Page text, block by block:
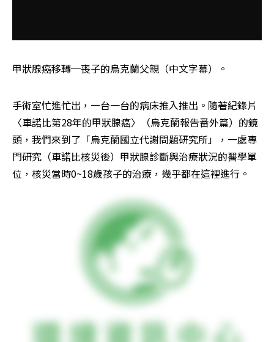
甲狀腺癌移轉─喪子的烏克蘭父親（中文字幕）。
手術室忙進忙出，一台一台的病床推入推出。隨著紀錄片
〈車諾比第28年的甲狀腺癌〉（烏克蘭報告番外篇）的鏡
頭，我們來到了「烏克蘭國立代謝問題研究所」，一處專
門研究（車諾比核災後）甲狀腺診斷與治療狀況的醫學單
位，核災當時0~18歲孩子的治療，幾乎都在這裡進行。